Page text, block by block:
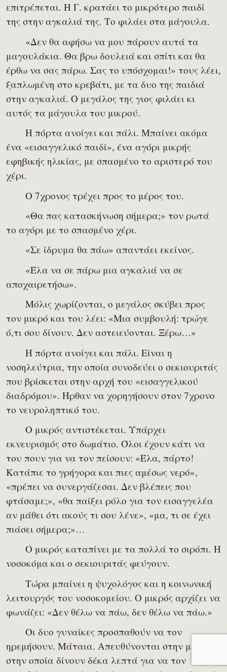
επιτρέπεται. Η Γ. κρατάει το μικρότερο παιδί
της στην αγκαλιά της. Το φιλάει στα μάγουλα.
«Δεν θα αφήσω να μου πάρουν αυτά τα
μαγουλάκια. Θα βρω δουλειά και σπίτι και θα
έρθω να σας πάρω. Σας το υπόσχομαι!» τους λέει,
ξαπλωμένη στο κρεβάτι, με τα δυο της παιδιά
στην αγκαλιά. Ο μεγάλος της γιος φιλάει κι
αυτός τα μάγουλα του μικρού.
Η πόρτα ανοίγει και πάλι. Μπαίνει ακόμα
ένα «εισαγγελικό παιδί», ένα αγόρι μικρής
εφηβικής ηλικίας, με σπασμένο το αριστερό του
χέρι.
Ο 7χρονος τρέχει προς το μέρος του.
«Θα πας κατασκήνωση σήμερα;» τον ρωτά
το αγόρι με το σπασμένο χέρι.
«Σε ίδρυμα θα πάω» απαντάει εκείνος.
«Έλα να σε πάρω μια αγκαλιά να σε
αποχαιρετήσω».
Μόλις χωρίζονται, ο μεγάλος σκύβει προς
τον μικρό και του λέει: «Μια συμβουλή: τρώγε
ό,τι σου δίνουν. Δεν αστειεύονται. Ξέρω…»
Η πόρτα ανοίγει και πάλι. Είναι η
νοσηλεύτρια, την οποία συνοδεύει ο σεκιουριτάς
που βρίσκεται στην αρχή του «εισαγγελικού
διαδρόμου». Ήρθαν να χορηγήσουν στον 7χρονο
το νευροληπτικό του.
Ο μικρός αντιστέκεται. Υπάρχει
εκνευρισμός στο δωμάτιο. Όλοι έχουν κάτι να
του πουν για να τον πείσουν: «Έλα, πάρτο!
Κατάπιε το γρήγορα και πιες αμέσως νερό»,
«πρέπει να συνεργάζεσαι. Δεν βλέπεις που
φτάσαμε;», «θα παίξει ρόλο για τον εισαγγελέα
αν μάθει ότι ακούς τι σου λένε», «μα, τι σε έχει
πιάσει σήμερα;»…
Ο μικρός καταπίνει με τα πολλά το σιρόπι. Η
νοσοκόμα και ο σεκιουριτάς φεύγουν.
Τώρα μπαίνει η ψυχολόγος και η κοινωνική
λειτουργός του νοσοκομείου. Ο μικρός αρχίζει να
φωνάζει: «Δεν θέλω να πάω, δεν θέλω να πάω.»
Οι δυο γυναίκες προσπαθούν να τον
ηρεμήσουν. Μάταια. Απευθύνονται στην μητέρα,
στην οποία δίνουν δέκα λεπτά για να τον